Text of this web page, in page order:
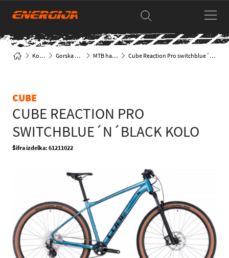
Kolesa Gorska kolesa MTB hardtail Cube Reaction Pro switchblue´n´black kolo
CUBE
CUBE REACTION PRO
SWITCHBLUE´N´BLACK KOLO
Šifra izdelka: 61211022